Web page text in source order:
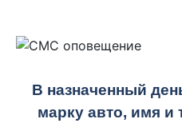
В назначенный
марку авто, имя и